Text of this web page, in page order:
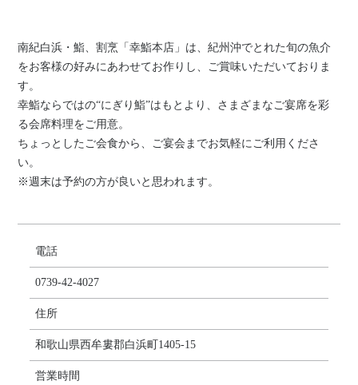
南紀白浜・鮨、割烹「幸鮨本店」は、紀州沖でとれた旬の魚介
をお客様の好みにあわせてお作りし、ご賞味いただいておりま
す。
幸鮨ならではの“にぎり鮨”はもとより、さまざまなご宴席を彩
る会席料理をご用意。
ちょっとしたご会食から、ご宴会までお気軽にご利用くださ
い。
※週末は予約の方が良いと思われます。
電話
0739-42-4027
住所
和歌山県西牟婁郡白浜町1405-15
営業時間